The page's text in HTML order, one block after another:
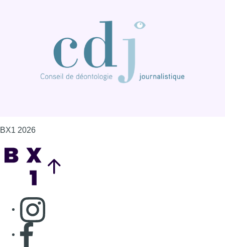
BX1 2026
Consulter page Instagram
Consulter page Facebook